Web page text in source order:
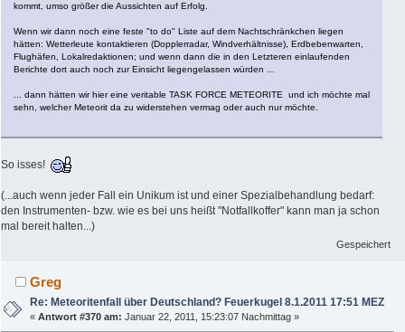
kommt, umso größer die Aussichten auf Erfolg.
Wenn wir dann noch eine feste "to do" Liste auf dem Nachtschränkchen liegen
hätten: Wetterleute kontaktieren (Dopplerradar, Windverhältnisse), Erdbebenwarten,
Flughäfen, Lokalredaktionen; und wenn dann die in den Letzteren einlaufenden
Berichte dort auch noch zur Einsicht liegengelassen würden ...
... dann hätten wir hier eine veritable TASK FORCE METEORITE
und ich möchte mal
sehn, welcher Meteorit da zu widerstehen vermag oder auch nur möchte.
So isses!
(...auch wenn jeder Fall ein Unikum ist und einer Spezialbehandlung bedarf:
den Instrumenten- bzw. wie es bei uns heißt "Notfallkoffer" kann man ja schon
mal bereit halten...)
Gespeichert
Greg
Re: Meteoritenfall über Deutschland? Feuerkugel 8.1.2011 17:51 MEZ
«Antwort #370 am: Januar 22, 2011, 15:23:07 Nachmittag »